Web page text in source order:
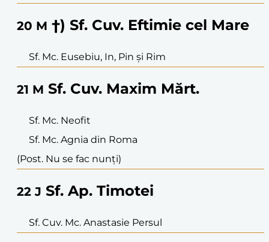
20 M †) Sf. Cuv. Eftimie cel Mare
Sf. Mc. Eusebiu, In, Pin și Rim
21 M Sf. Cuv. Maxim Mărt.
Sf. Mc. Neofit
Sf. Mc. Agnia din Roma
(Post. Nu se fac nunți)
22 J Sf. Ap. Timotei
Sf. Cuv. Mc. Anastasie Persul